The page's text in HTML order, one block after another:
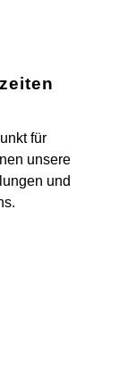
für
unsere
und